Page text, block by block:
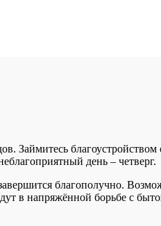
Займитесь
день – четверг.
благополучно.
в напряжённой борьбе с